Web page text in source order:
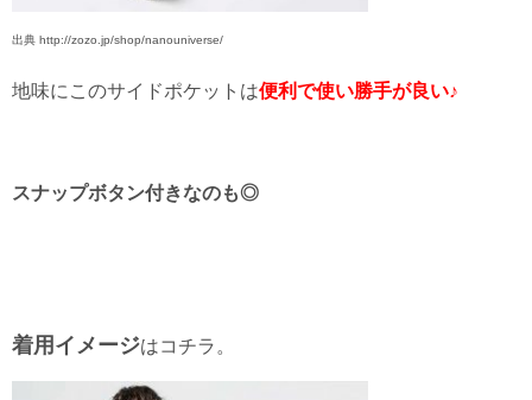
出典 http://zozo.jp/shop/nanouniverse/
地味にこのサイドポケットは便利で使い勝手が良い♪
スナップボタン付きなのも◎
着用イメージはコチラ。